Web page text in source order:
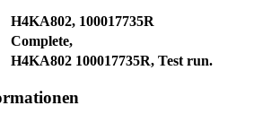
H4KA802, 100017735R
Complete,
H4KA802 100017735R, Test run.